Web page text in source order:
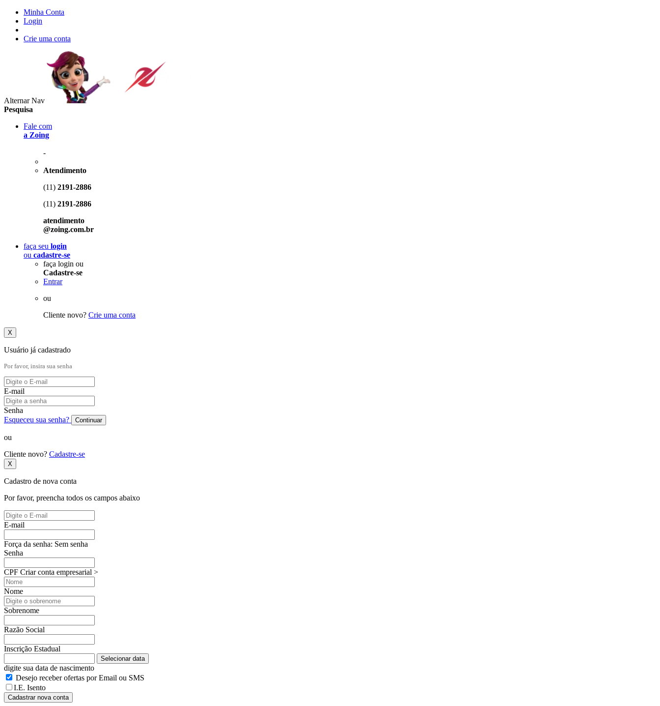
Minha Conta
Login
Crie uma conta
Alternar Nav
Pesquisa
Fale com
a Zoing
-
Atendimento
(11) 2191-2886
(11) 2191-2886
atendimento
@zoing.com.br
faça seu login
ou cadastre-se
faça login ou
Cadastre-se
Entrar
ou
Cliente novo? Crie uma conta
X
Usuário já cadastrado
Por favor, insira sua senha
E-mail
Senha
Esqueceu sua senha?
Continuar
ou
Cliente novo? Cadastre-se
X
Cadastro de nova conta
Por favor, preencha todos os campos abaixo
E-mail
Força da senha: Sem senha
Senha
CPF Criar conta empresarial >
Nome
Sobrenome
Razão Social
Inscrição Estadual
Selecionar data
digite sua data de nascimento
Desejo receber ofertas por Email ou SMS
I.E. Isento
Cadastrar nova conta